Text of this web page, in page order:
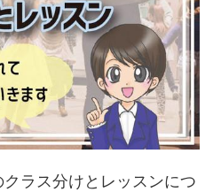
ラス分けとレッスンにつ